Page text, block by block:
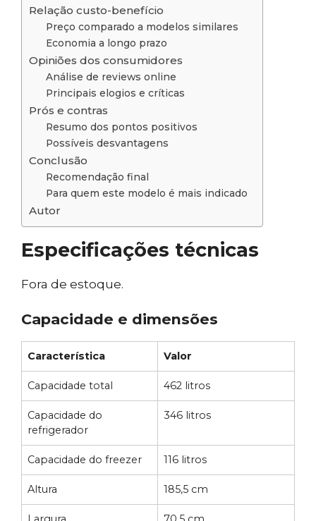
Relação custo-benefício
Preço comparado a modelos similares
Economia a longo prazo
Opiniões dos consumidores
Análise de reviews online
Principais elogios e críticas
Prós e contras
Resumo dos pontos positivos
Possíveis desvantagens
Conclusão
Recomendação final
Para quem este modelo é mais indicado
Autor
Especificações técnicas
Fora de estoque.
Capacidade e dimensões
Característica Valor
Capacidade total 462 litros
Capacidade do
refrigerador
346 litros
Capacidade do freezer 116 litros
Altura 185,5 cm